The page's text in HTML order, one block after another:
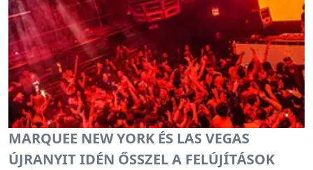
MARQUEE NEW YORK ÉS LAS VEGAS
ÚJRANYIT IDÉN ŐSSZEL A FELÚJÍTÁSOK